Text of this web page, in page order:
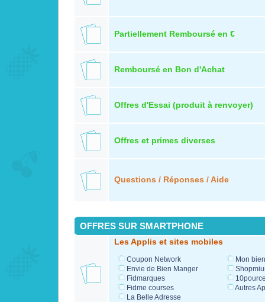
Partiellement Remboursé en €
Remboursé en Bon d'Achat
Offres d'Essai (produit à renvoyer)
Offres et primes diverses
Questions / Réponses / Aide
OFFRES SUR SMARTPHONE
Les Applis et sites mobiles
Coupon Network
Envie de Bien Manger
Fidmarques
Fidme courses
La Belle Adresse
Mon
Autres